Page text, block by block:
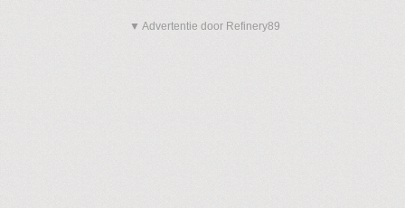
▼ Advertentie door Refinery89